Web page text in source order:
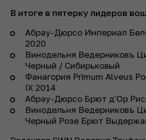
В итоге в пятерку лидеров
Абрау-Дюрсо Империал
2020
Винодельня Ведерниковъ
Черный / Сибирьковый
Фанагория Primum Alveus
IX 2014
Абрау-Дюрсо Брют д'Ор
Винодельня Ведерниковъ
Черный Розе Брют